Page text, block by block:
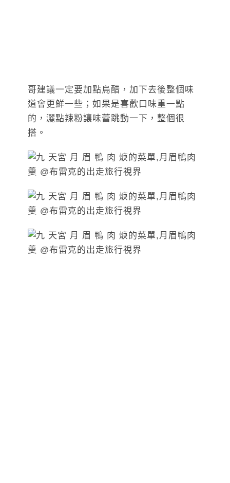
哥建議一定要加點烏醋，加下去後整個味
道會更鮮一些；如果是喜歡口味重一點
的，灑點辣粉讓味蕾跳動一下，整個很
搭。